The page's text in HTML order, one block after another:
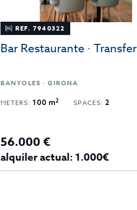
REF. 7940322
Bar Restaurante · Transfer
BANYOLES · GIRONA
METERS: 100 m2 SPACES:2
56.000 €
alquiler actual: 1.000€